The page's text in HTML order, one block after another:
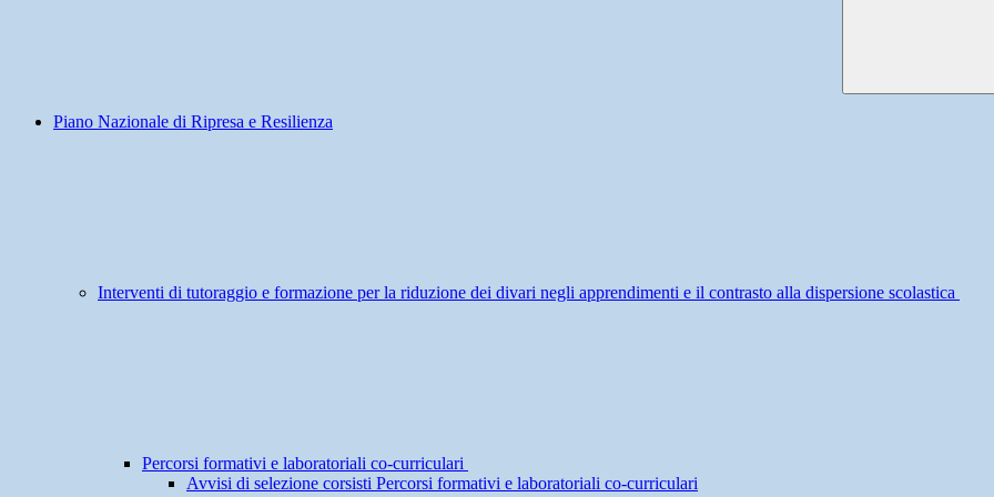
Piano Nazionale di Ripresa e Resilienza
Interventi di tutoraggio e formazione per la riduzione dei divari negli apprendimenti e il contrasto alla dispersione scolastica
Percorsi formativi e laboratoriali co-curriculari
Avvisi di selezione corsisti Percorsi formativi e laboratoriali co-curriculari